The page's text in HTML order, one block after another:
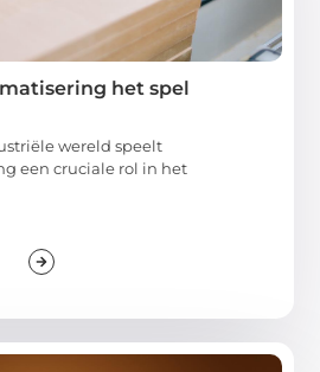
het spel
wereld speelt
een cruciale rol in het